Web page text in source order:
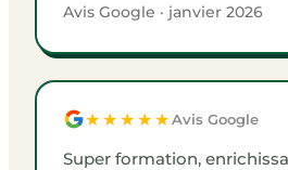
Avis Google · janvier 2026
★★★★★Avis Google
Super formation,